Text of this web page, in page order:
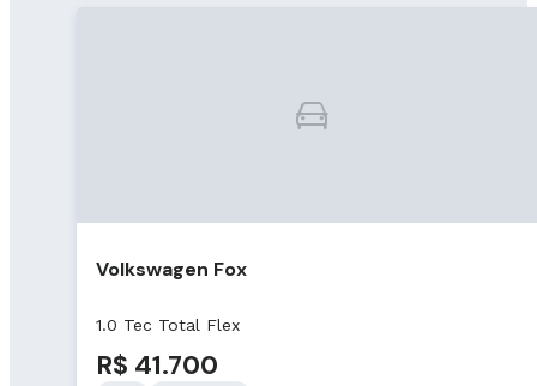
Volkswagen Fox
1.0 Tec Total Flex
R$ 41.700